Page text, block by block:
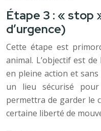
Étape 3 : « stop
d’urgence)
Cette étape est
animal. L’objectif est
en pleine action et
un lieu sécurisé
permettra de garder le
certaine liberté de